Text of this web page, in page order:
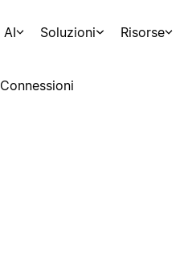
AI Soluzioni Risorse
Connessioni